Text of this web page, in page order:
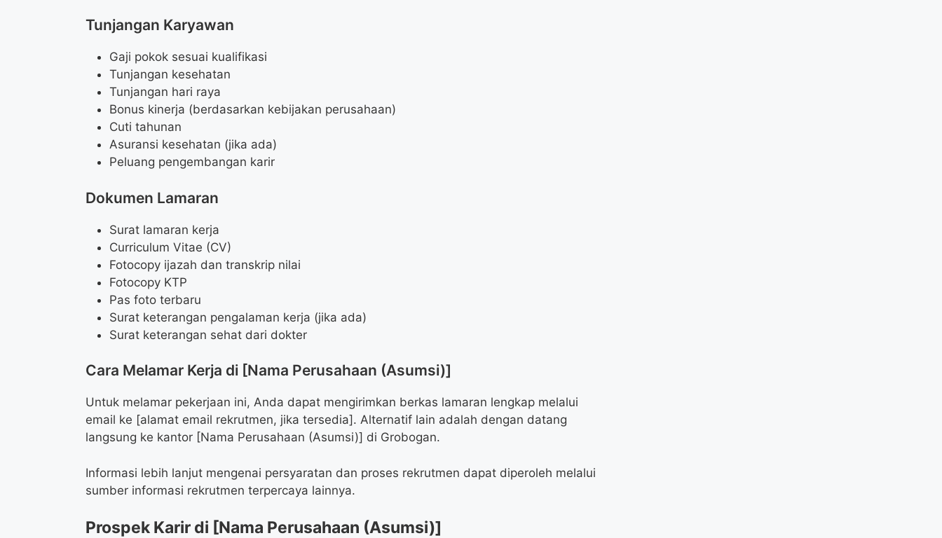
Tunjangan Karyawan
Gaji pokok sesuai kualifikasi
Tunjangan kesehatan
Tunjangan hari raya
Bonus kinerja (berdasarkan kebijakan perusahaan)
Cuti tahunan
Asuransi kesehatan (jika ada)
Peluang pengembangan karir
Dokumen Lamaran
Surat lamaran kerja
Curriculum Vitae (CV)
Fotocopy ijazah dan transkrip nilai
Fotocopy KTP
Pas foto terbaru
Surat keterangan pengalaman kerja (jika ada)
Surat keterangan sehat dari dokter
Cara Melamar Kerja di [Nama Perusahaan (Asumsi)]
Untuk melamar pekerjaan ini, Anda dapat mengirimkan berkas lamaran lengkap melalui
email ke [alamat email rekrutmen, jika tersedia]. Alternatif lain adalah dengan datang
langsung ke kantor [Nama Perusahaan (Asumsi)] di Grobogan.
Informasi lebih lanjut mengenai persyaratan dan proses rekrutmen dapat diperoleh melalui
sumber informasi rekrutmen terpercaya lainnya.
Prospek Karir di [Nama Perusahaan (Asumsi)]